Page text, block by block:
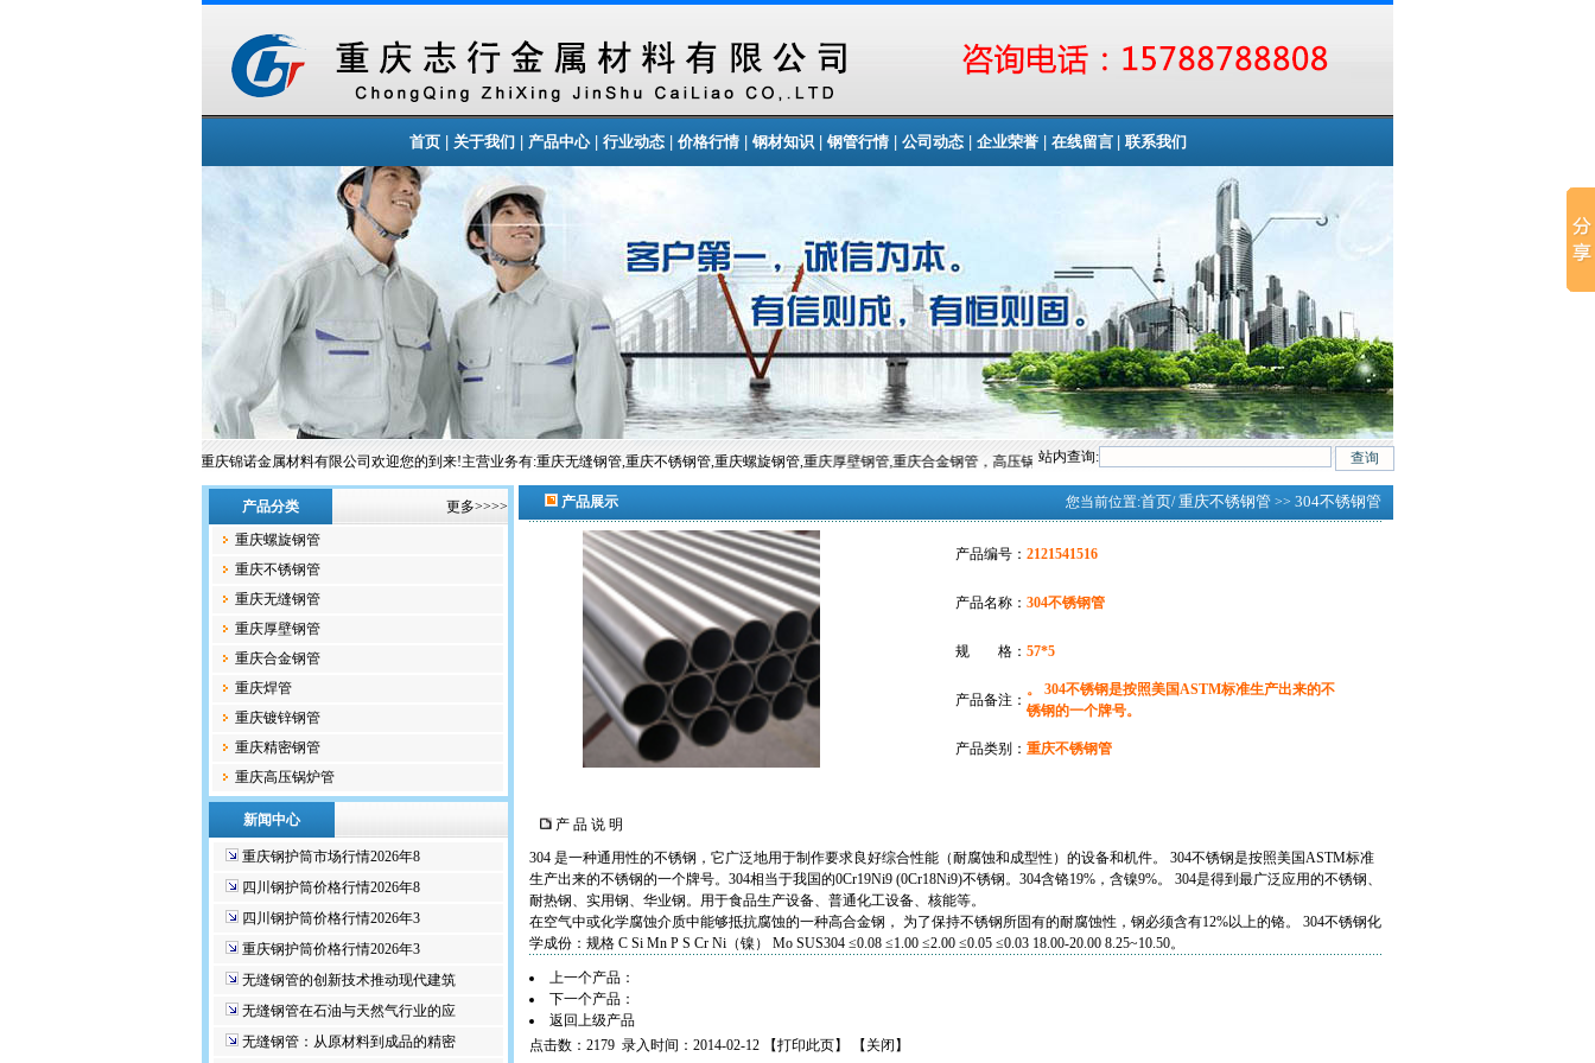
首页| 关于我们| 产品中心| 行业动态| 价格行情| 钢材知识 | 钢管行情| 公司动态| 企业荣誉| 在线留言 | 联系我们
重庆锦诺金属材料有限公司欢迎您的到来!主营业务有:重庆无缝钢管,重庆不锈钢管,重庆螺旋钢管,重庆厚壁钢管,重庆合金钢管，高压锅炉管等
站内查询:
产品分类
更多>>>>
重庆螺旋钢管
重庆不锈钢管
重庆无缝钢管
重庆厚壁钢管
重庆合金钢管
重庆焊管
重庆镀锌钢管
重庆精密钢管
重庆高压锅炉管
新闻中心
重庆钢护筒市场行情2026年8
四川钢护筒价格行情2026年8
四川钢护筒价格行情2026年3
重庆钢护筒价格行情2026年3
无缝钢管的创新技术推动现代建筑
无缝钢管在石油与天然气行业的应
无缝钢管：从原材料到成品的精密
产品展示 您当前位置:首页/重庆不锈钢管 >> 304不锈钢管
产品编号： 2121541516
产品名称： 304不锈钢管
规 格： 57*5
产品备注：
。 304不锈钢是按照美国ASTM标准生产出来的不
锈钢的一个牌号。
产品类别： 重庆不锈钢管
产 品 说 明
304 是一种通用性的不锈钢，它广泛地用于制作要求良好综合性能（耐腐蚀和成型性）的设备和机件。 304不锈钢是按照美国ASTM标准
生产出来的不锈钢的一个牌号。304相当于我国的0Cr19Ni9 (0Cr18Ni9)不锈钢。304含铬19%，含镍9%。 304是得到最广泛应用的不锈钢、
耐热钢、实用钢、华业钢。用于食品生产设备、普通化工设备、 核能等。
在空气中或化学腐蚀介质中能够抵抗腐蚀的一种高合金钢， 为了保持不锈钢所固有的耐腐蚀性，钢必须含有12%以上的铬。 304不锈钢化
学成份：规格 C Si Mn P S Cr Ni（镍） Mo SUS304 ≤0.08 ≤1.00 ≤2.00 ≤0.05 ≤0.03 18.00-20.00 8.25~10.50。
上一个产品：
下一个产品：
返回上级产品
点击数：2179 录入时间：2014-02-12 【打印此页】 【 关闭 】